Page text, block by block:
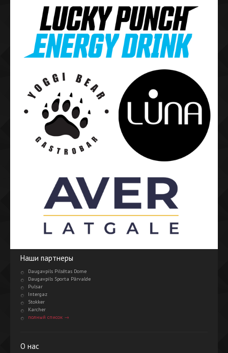
Наши партнеры
Daugavpils Pilsētas Dome
Daugavpils Sporta Pārvalde
Pulsar
Intergaz
Stokker
Karcher
полный список →
О нас